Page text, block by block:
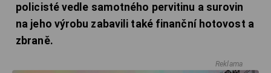
policisté vedle samotného pervitinu a surovin
na jeho výrobu zabavili také finanční hotovost a
zbraně.
Reklama